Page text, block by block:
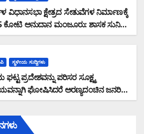
ವಿಧಾನಸಭಾ ಕ್ಷೇತ್ರದ ಸೇತುವೆಗಳ ನಿರ್ಮಾಣಕ್ಕೆ
ಕೋಟಿ ಅನುದಾನ ಮಂಜೂರು: ಶಾಸಕ ಸುನಿಲ್
ಮಾಹಿತಿ
ಸ್ಥಳೀಯ ಸುದ್ದಿಗಳು
ಘಟ್ಟ ಪ್ರದೇಶವನ್ನು ಪರಿಸರ ಸೂಕ್ಷ್ಮ
ಘೋಷಿಸಿದರೆ ಅರಣ್ಯದಂಚಿನ ಜನರಿಗೆ
ರಾಜ್ಯ ಸರ್ಕಾರವು ಭೌತಿಕ ಸಮೀಕ್ಷೆ ನಡೆಸಿ
ಪ್ರದೇಶ ವಿರಹಿತಗೊಳಿಸಿ ಜನರ
ನಿವಾರಿಸಬೇಕು : ಮಲೆಕುಡಿಯ ಸಂಘದ